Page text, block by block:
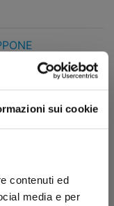
sui cookie
contenuti ed
media e per